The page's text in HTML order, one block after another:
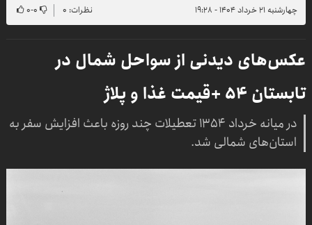
چهارشنبه ۲۱ خرداد ۱۴۰۴ - ۱۹:۲۸
نظرات: ۰ ۰-۰
عکس‌های دیدنی از سواحل شمال در
تابستان ۵۴ +قیمت غذا و پلاژ
در میانه خرداد ۱۳۵۴ تعطیلات چند روزه باعث افزایش سفر به
استان‌های شمالی شد.